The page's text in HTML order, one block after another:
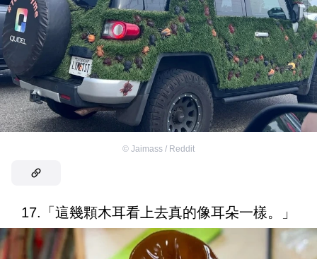
© Jaimass / Reddit
17.「這幾顆木耳看上去真的像耳朵一樣。」